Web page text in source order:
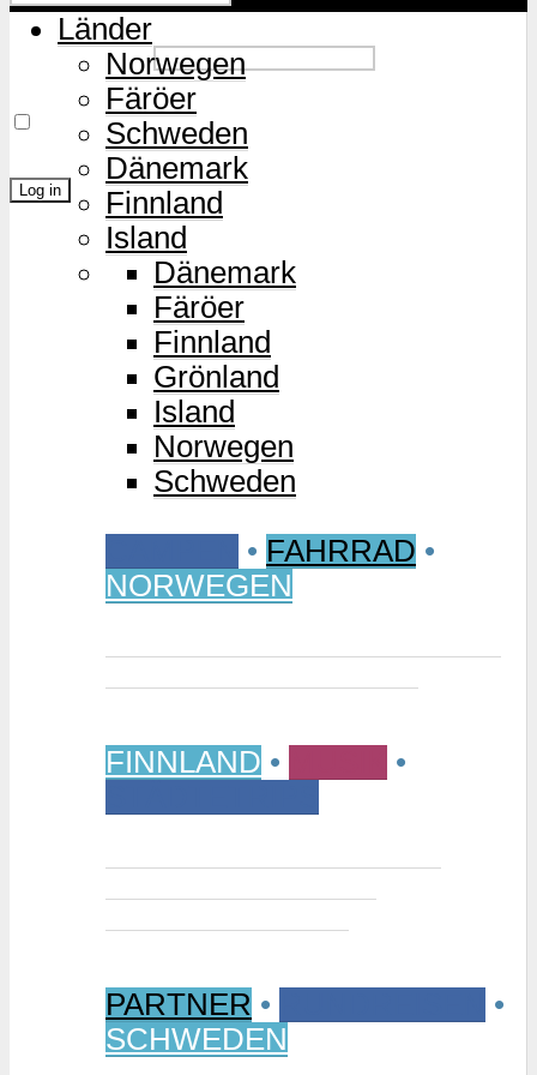
Password
Remember Me
Lost Password?
Länder
Norwegen
Färöer
Schweden
Dänemark
Finnland
Island
Dänemark
Färöer
Finnland
Grönland
Island
Norwegen
Schweden
• FAHRRAD •
NORWEGEN
FINNLAND •
•
PARTNER •
•
SCHWEDEN